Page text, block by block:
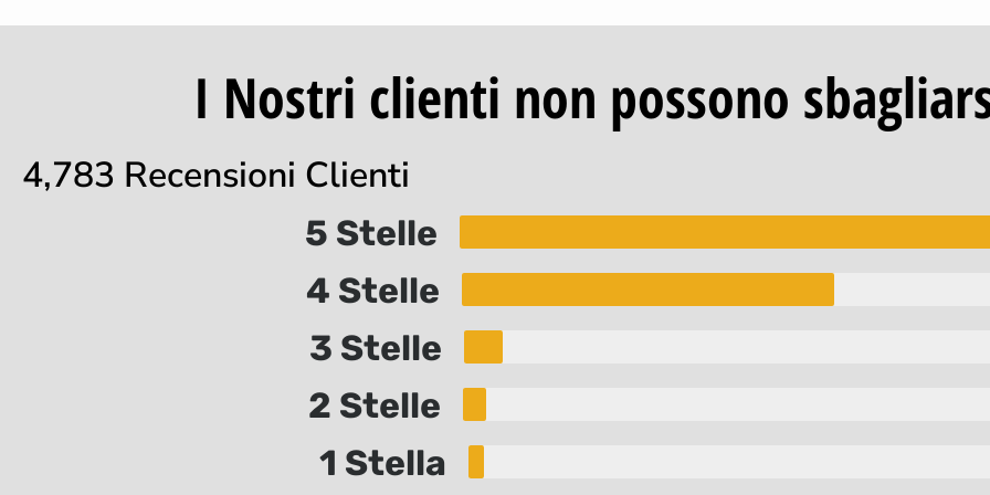
I Nostri clienti non possono
4,783 Recensioni Clienti
5 Stelle
4 Stelle
3 Stelle
2 Stelle
1 Stella